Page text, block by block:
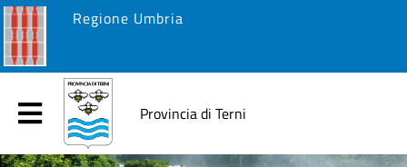
Regione Umbria
Provincia di Terni